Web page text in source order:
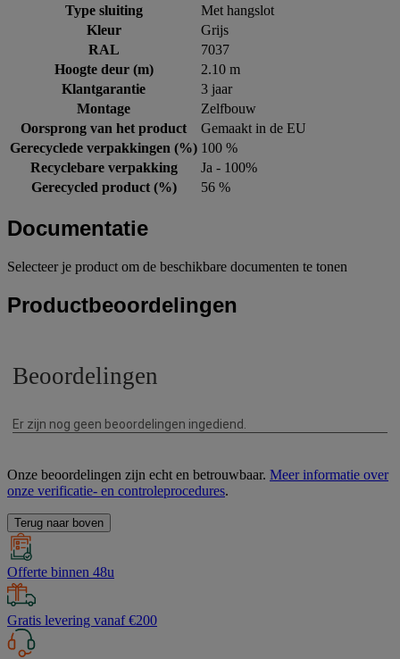
Type sluiting
Met hangslot
Kleur
Grijs
RAL
7037
Hoogte deur (m)
2.10 m
Klantgarantie
3 jaar
Montage
Zelfbouw
Oorsprong van het product
Gemaakt in de EU
Gerecyclede verpakkingen (%) 100 %
Recyclebare verpakking
Ja - 100%
Gerecycled product (%)
56 %
Documentatie
Selecteer je product om de beschikbare documenten te tonen
Productbeoordelingen
Onze beoordelingen zijn echt en betrouwbaar. Meer informatie over
onze verificatie- en controleprocedures.
Terug naar boven
Offerte binnen 48u
Gratis levering vanaf €200